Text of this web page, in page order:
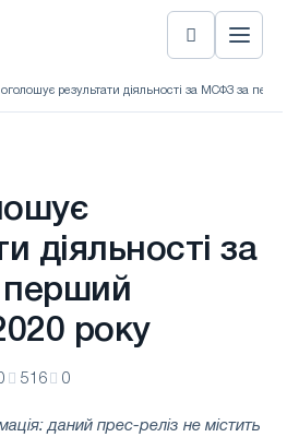
результати діяльності за МСФЗ за перший
діяльності за
року
516 0
даний прес-реліз не містить